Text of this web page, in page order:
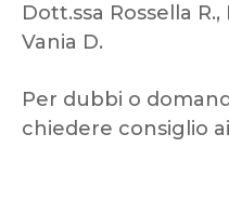
Dott.ssa Rossella
Vania D.
Per dubbi o
chiedere consiglio